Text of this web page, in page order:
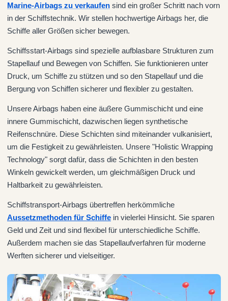
Marine-Airbags zu verkaufen sind ein großer Schritt nach vorn
in der Schiffstechnik. Wir stellen hochwertige Airbags her, die
Schiffe aller Größen sicher bewegen.
Schiffsstart-Airbags sind spezielle aufblasbare Strukturen zum
Stapellauf und Bewegen von Schiffen. Sie funktionieren unter
Druck, um Schiffe zu stützen und so den Stapellauf und die
Bergung von Schiffen sicherer und flexibler zu gestalten.
Unsere Airbags haben eine äußere Gummischicht und eine
innere Gummischicht, dazwischen liegen synthetische
Reifenschnüre. Diese Schichten sind miteinander vulkanisiert,
um die Festigkeit zu gewährleisten. Unsere "Holistic Wrapping
Technology" sorgt dafür, dass die Schichten in den besten
Winkeln gewickelt werden, um gleichmäßigen Druck und
Haltbarkeit zu gewährleisten.
Schiffstransport-Airbags übertreffen herkömmliche
Aussetzmethoden für Schiffe in vielerlei Hinsicht. Sie sparen
Geld und Zeit und sind flexibel für unterschiedliche Schiffe.
Außerdem machen sie das Stapellaufverfahren für moderne
Werften sicherer und vielseitiger.